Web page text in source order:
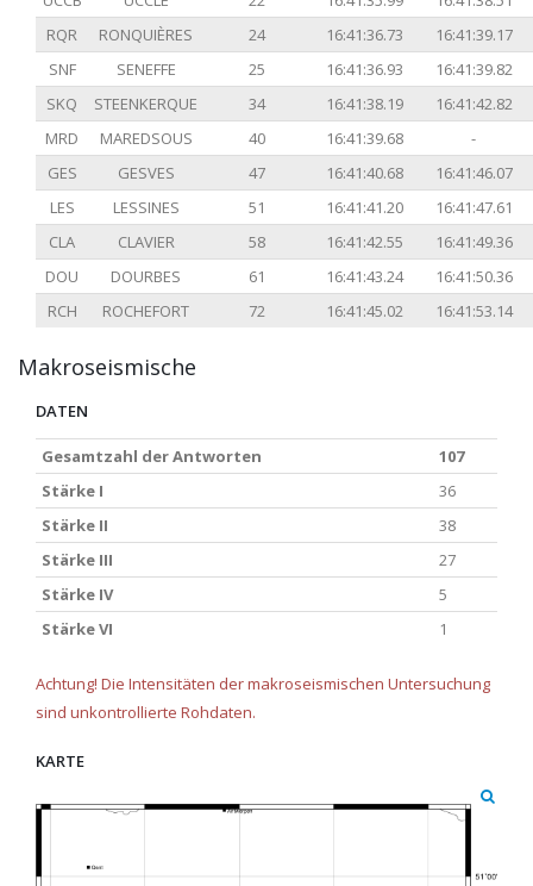
RQR
RONQUIÈRES 24 16:41:36.73
16:41:39.17
SNF
SENEFFE 25 16:41:36.93
16:41:39.82
SKQ
STEENKERQUE 34 16:41:38.19
16:41:42.82
MRD
MAREDSOUS 40 16:41:39.68
-
GES
GESVES 47 16:41:40.68
16:41:46.07
LES
LESSINES 51 16:41:41.20
16:41:47.61
CLA
CLAVIER 58 16:41:42.55
16:41:49.36
DOU
DOURBES 61 16:41:43.24
16:41:50.36
RCH
ROCHEFORT 72 16:41:45.02 16:41:53.14
Makroseismische
DATEN
Gesamtzahl der Antworten
107
Stärke I
36
Stärke II
38
Stärke III
27
Stärke IV
5
Stärke VI
1
Achtung! Die Intensitäten der makroseismischen Untersuchung
sind unkontrollierte Rohdaten.
KARTE